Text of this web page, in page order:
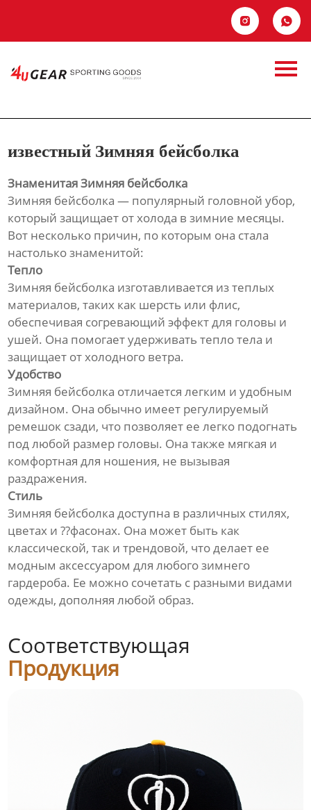
 
Контакты
бейсболка
известный Зимняя бейсболка
Знаменитая Зимняя бейсболка
Зимняя бейсболка — популярный головной убор,
который защищает от холода в зимние месяцы.
Вот несколько причин, по которым она стала
настолько знаменитой:
Тепло
Зимняя бейсболка изготавливается из теплых
материалов, таких как шерсть или флис,
обеспечивая согревающий эффект для головы и
ушей. Она помогает удерживать тепло тела и
защищает от холодного ветра.
Удобство
Зимняя бейсболка отличается легким и удобным
дизайном. Она обычно имеет регулируемый
ремешок сзади, что позволяет ее легко подогнать
под любой размер головы. Она также мягкая и
комфортная для ношения, не вызывая
раздражения.
Стиль
Зимняя бейсболка доступна в различных стилях,
цветах и ??фасонах. Она может быть как
классической, так и трендовой, что делает ее
модным аксессуаром для любого зимнего
гардероба. Ее можно сочетать с разными видами
одежды, дополняя любой образ.
Соответствующая
Продукция